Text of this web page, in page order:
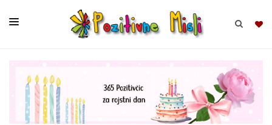
BRSKAJ
SKUPINE